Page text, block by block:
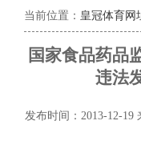
当前位置： 皇冠体育网
国家食品药品
违法
发布时间：2013-12-19